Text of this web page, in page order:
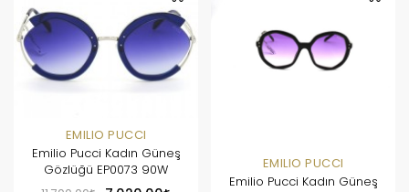
EMILIO PUCCI
Emilio Pucci Kadın Güneş
Gözlüğü EP0073 90W
EMILIO PUCCI
Emilio Pucci Kadın Güneş